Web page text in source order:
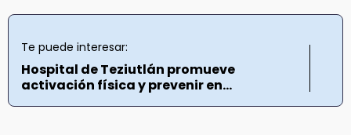
Te puede interesar:
Hospital de Teziutlán promueve
activación física y prevenir en...